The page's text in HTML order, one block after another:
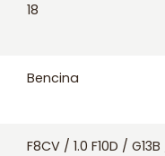
18
Bencina
F8CV / 1.0 F10D /